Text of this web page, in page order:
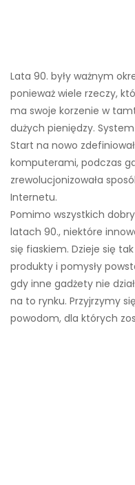
Lata 90. były ważnym
ponieważ wiele rzeczy,
ma swoje korzenie w
dużych pieniędzy.
Start na nowo
komputerami, podczas
zrewolucjonizowała
Internetu.
Pomimo wszystkich
latach 90., niektóre
się fiaskiem. Dzieje się
produkty i pomysły
gdy inne gadżety nie
na to rynku. Przyjrzymy
powodom, dla których